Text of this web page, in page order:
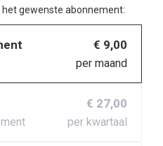
gewenste abonnement:
€ 9,00
per maand
€ 27,00
per kwartaal